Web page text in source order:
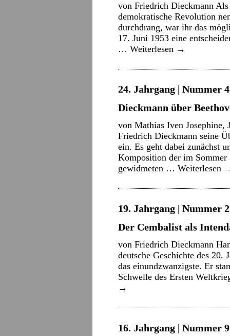
von Friedrich Dieckmann
demokratische Revolution
durchdrang, war ihr das
17. Juni 1953 eine
… Weiterlesen →
24. Jahrgang | Nummer
Dieckmann über
von Mathias Iven Josephine,
Friedrich Dieckmann seine
ein. Es geht dabei zunächst
Komposition der im Sommer
gewidmeten … Weiterlesen
19. Jahrgang | Nummer
Der Cembalist als
von Friedrich Dieckmann
deutsche Geschichte des
das einundzwanzigste. Er
Schwelle des Ersten
→
16. Jahrgang | Nummer